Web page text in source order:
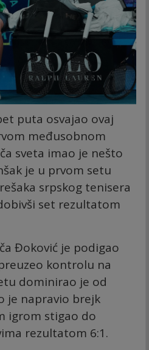
puta osvajao ovaj
međusobnom
sveta imao je nešto
je u prvom setu
srpskog tenisera
set rezultatom
Đoković je podigao
kontrolu na
dominirao je od
je napravio brejk
igrom stigao do
rezultatom 6:1.